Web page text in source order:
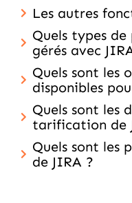
Les autres
Quels types
gérés avec
Quels sont les
disponibles
Quels sont les
tarification de
Quels sont les
de JIRA ?